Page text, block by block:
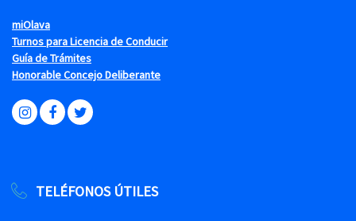
miOlava
Turnos para Licencia de Conducir
Guía de Trámites
Honorable Concejo Deliberante
TELÉFONOS ÚTILES